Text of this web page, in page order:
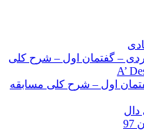
– گفتمان اول – شرح کلی
اول – شرح کلی مسابقه